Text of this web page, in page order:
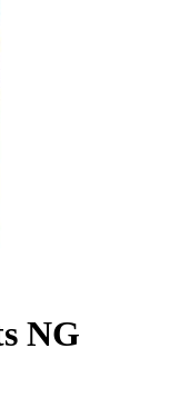
NG